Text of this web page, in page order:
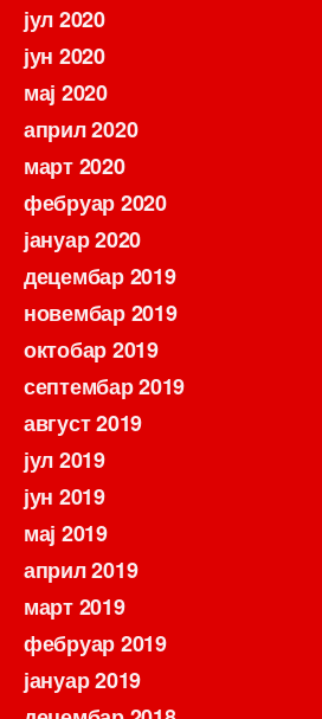
јул 2020
јун 2020
мај 2020
април 2020
март 2020
фебруар 2020
јануар 2020
децембар 2019
новембар 2019
октобар 2019
септембар 2019
август 2019
јул 2019
јун 2019
мај 2019
април 2019
март 2019
фебруар 2019
јануар 2019